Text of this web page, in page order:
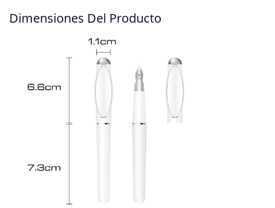
Dimensiones Del Producto